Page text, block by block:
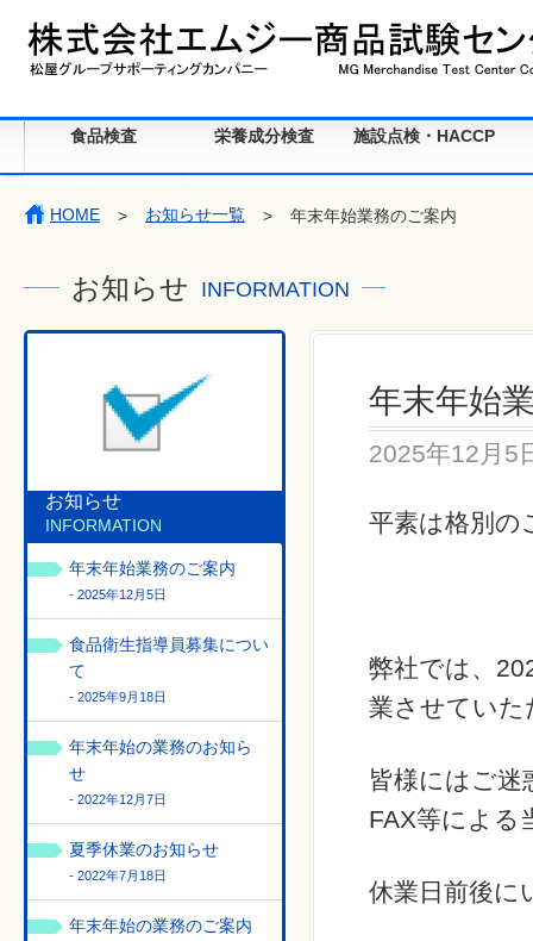
食品検査 栄養成分検査 施設点検・HACCP
HOME > お知らせ一覧 > 年末年始業務のご案内
お知らせ INFORMATION
年末年始
2025年12月5
平素は格別の
弊社では、
業させていた
皆様にはご
FAX等による
休業日前後に
お知らせ
INFORMATION
年末年始業務のご案内
- 2025年12月5日
食品衛生指導員募集につい
て
- 2025年9月18日
年末年始の業務のお知ら
せ
- 2022年12月7日
夏季休業のお知らせ
- 2022年7月18日
年末年始の業務のご案内